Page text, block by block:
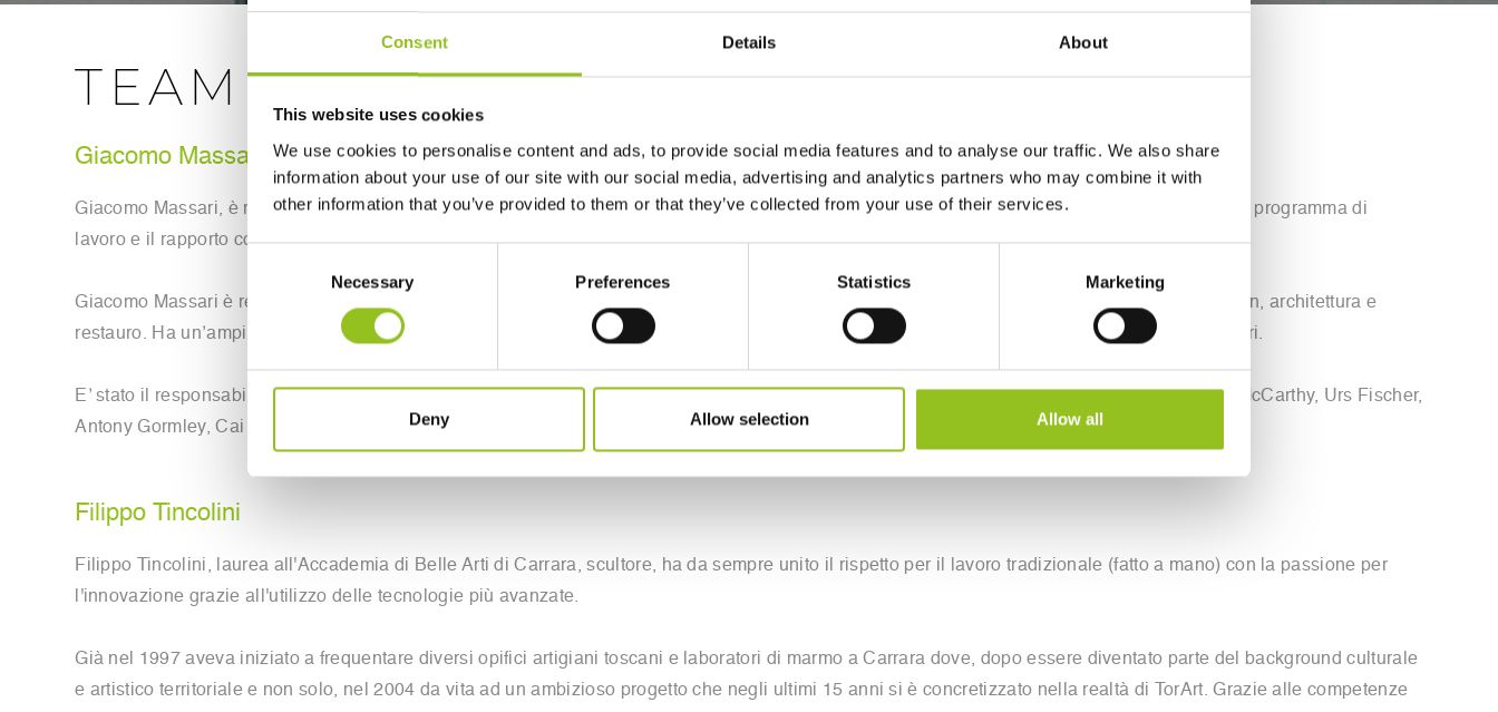
Consent Details About
This website uses cookies
We use cookies to personalise content and ads, to provide social media features and to analyse our traffic. We also share
information about your use of our site with our social media, advertising and analytics partners who may combine it with
other information that you’ve provided to them or that they’ve collected from your use of their services.
Necessary Preferences Statistics Marketing
Deny Allow selection Allow all
TEAM
Giacomo Massari
Giacomo Massari, è responsabile della gestione aziendale in particolare segue lo sviluppo dei progetti, il coordinamento delle fasi produttive, il programma di
lavoro e il rapporto con il cliente.
Giacomo Massari è responsabile della gestione dei clienti e della contrattualizzazione e progettazione del lavoro per progetti di scultura, design, architettura e
restauro. Ha un’ampia esperienza nel settore della gestione aziendale e nello sviluppo di progetti complessi in Italia e all’estero in diversi settori.
E’ stato il responsabile produzione delle opere della XIV Biennale di Scultura di Carrara durante la quale ha collaborato con artisti quali Paul McCarthy, Urs Fischer,
Antony Gormley, Cai Guo-Quiang e Sam Durant.
Filippo Tincolini
Filippo Tincolini, laurea all'Accademia di Belle Arti di Carrara, scultore, ha da sempre unito il rispetto per il lavoro tradizionale (fatto a mano) con la passione per
l'innovazione grazie all'utilizzo delle tecnologie più avanzate.
Già nel 1997 aveva iniziato a frequentare diversi opifici artigiani toscani e laboratori di marmo a Carrara dove, dopo essere diventato parte del background culturale
e artistico territoriale e non solo, nel 2004 da vita ad un ambizioso progetto che negli ultimi 15 anni si è concretizzato nella realtà di TorArt. Grazie alle competenze